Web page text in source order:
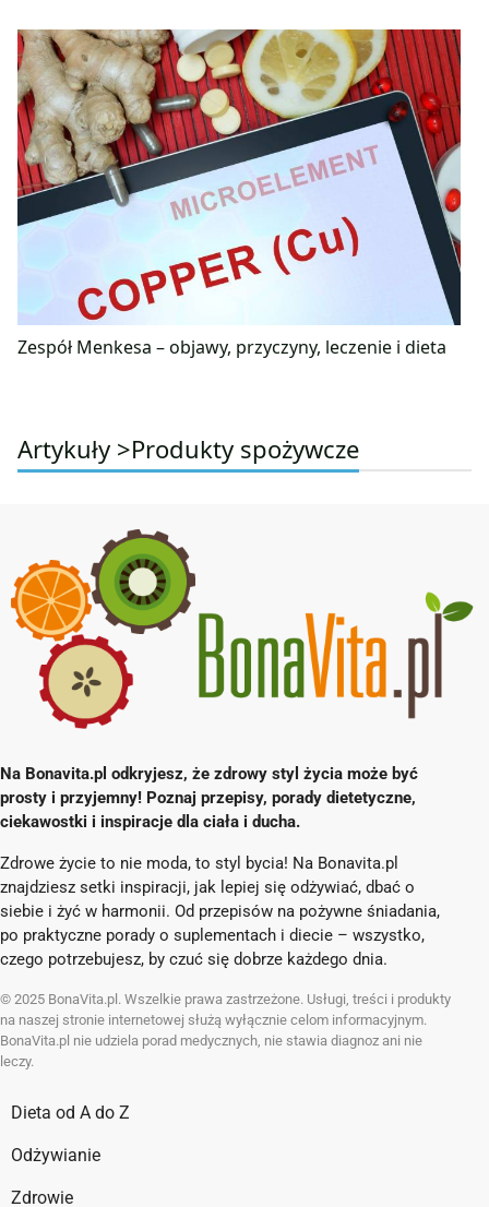
Zespół Menkesa – objawy, przyczyny, leczenie i dieta
Artykuły >Produkty spożywcze
Na Bonavita.pl odkryjesz, że zdrowy styl życia może być
prosty i przyjemny! Poznaj przepisy, porady dietetyczne,
ciekawostki i inspiracje dla ciała i ducha.
Zdrowe życie to nie moda, to styl bycia! Na Bonavita.pl
znajdziesz setki inspiracji, jak lepiej się odżywiać, dbać o
siebie i żyć w harmonii. Od przepisów na pożywne śniadania,
po praktyczne porady o suplementach i diecie – wszystko,
czego potrzebujesz, by czuć się dobrze każdego dnia.
© 2025 BonaVita.pl. Wszelkie prawa zastrzeżone. Usługi, treści i produkty
na naszej stronie internetowej służą wyłącznie celom informacyjnym.
BonaVita.pl nie udziela porad medycznych, nie stawia diagnoz ani nie
leczy.
Dieta od A do Z
Odżywianie
Zdrowie